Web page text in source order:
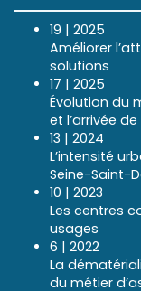
19 | 2025
Améliorer
solutions
17 | 2025
Évolution du
et l’arrivée
13 | 2024
L’intensité
Seine-Saint-
10 | 2023
Les centres
usages
6 | 2022
La
du métier